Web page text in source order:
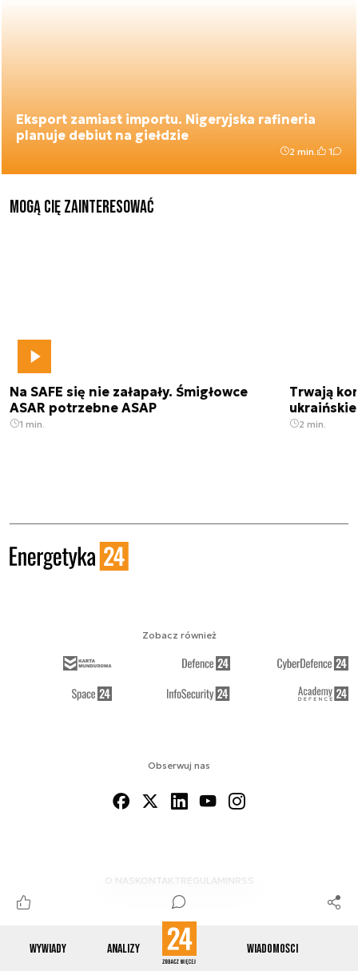
Wywiady Analizy Wiadomości
Eksport zamiast importu. Nigeryjska rafineria
planuje debiut na giełdzie
2 min. 1
Mogą Cię zainteresować
Na SAFE się nie załapały. Śmigłowce
ASAR potrzebne ASAP
1 min.
Trwają
2 min.
Obserwuj nas
O NAS KONTAKTREGULAMINRSS
Zobacz również
© 2012-2026 ENERGETYKA24